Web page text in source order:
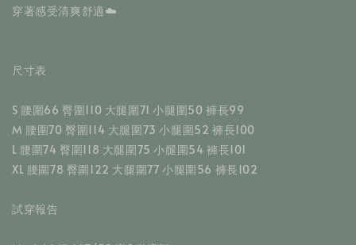
穿著感受清爽舒適☁️
尺寸表
S 腰圍66 臀圍110 大腿圍71 小腿圍50 褲長99
M 腰圍70 臀圍114 大腿圍73 小腿圍52 褲長100
L 腰圍74 臀圍118 大腿圍75 小腿圍54 褲長101
XL 腰圍78 臀圍122 大腿圍77 小腿圍56 褲長102
試穿報告